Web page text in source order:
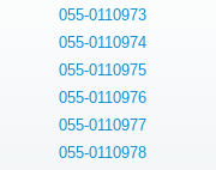
055-0110973
055-0110974
055-0110975
055-0110976
055-0110977
055-0110978